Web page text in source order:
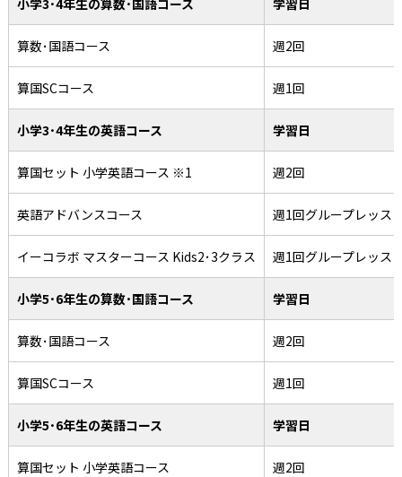
算数･国語コース 週2回
算国SCコース 週1回
小学3･4年生の英語コース 学習日
算国セット 小学英語コース ※1 週2回
英語アドバンスコース 週1回グループレッス
イーコラボ マスターコース Kids2･3クラス 週1回グループレッス
小学5･6年生の算数･国語コース 学習日
算数･国語コース 週2回
算国SCコース 週1回
小学5･6年生の英語コース 学習日
算国セット 小学英語コース 週2回